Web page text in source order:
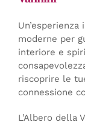
moderne per
interiore e
riscoprire le
connessione
L’Albero della